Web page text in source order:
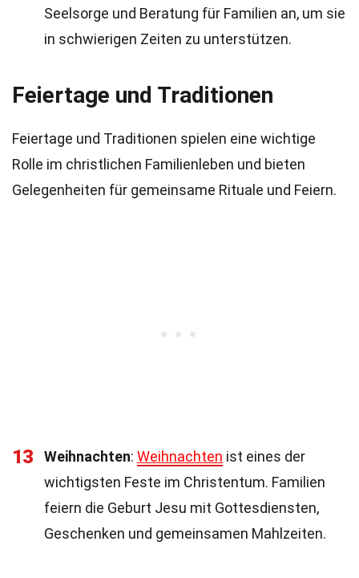
Seelsorge und Beratung für Familien an, um sie
in schwierigen Zeiten zu unterstützen.
Feiertage und Traditionen
Feiertage und Traditionen spielen eine wichtige
Rolle im christlichen Familienleben und bieten
Gelegenheiten für gemeinsame Rituale und Feiern.
13 Weihnachten: Weihnachten ist eines der
wichtigsten Feste im Christentum. Familien
feiern die Geburt Jesu mit Gottesdiensten,
Geschenken und gemeinsamen Mahlzeiten.